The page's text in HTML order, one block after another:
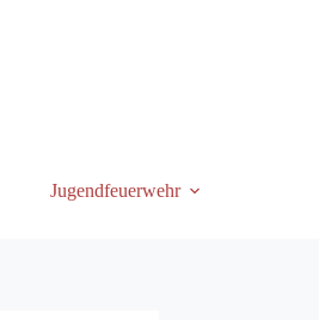
Jugendfeuerwehr